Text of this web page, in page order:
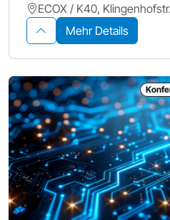
ECOX / K40,
Mehr Details